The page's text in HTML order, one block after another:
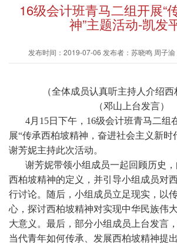
16级会计班青马二组开展“
神”主题活动-凯发
发布时间：2019-07-06 发布者：苏晓鸣 周子
（全体成员认真听主持人介绍西
（邓山上台发言）
4月15日下午，16级会计班青马二组
展“传承西柏坡精神，奋进社会主义新时
谢芳妮主持此次活动。
谢芳妮带领小组成员一起回顾历史
西柏坡精神的定义，并引导小组成员对
行讨论。随后，小组成员立足现实，以
心，探讨西柏坡精神对实现中华民族伟
大意义。最后，部分小组成员上台发言
当代青年如何传承、发展西柏坡精神提